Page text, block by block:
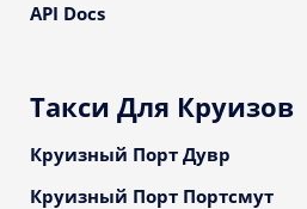
API Docs
Такси Для Круизов
Круизный Порт Дувр
Круизный Порт Портсмут